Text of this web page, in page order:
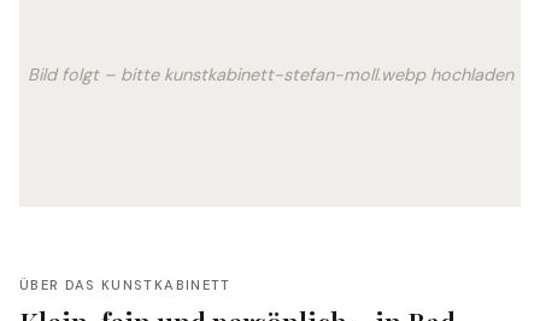
Bild folgt – bitte kunstkabinett-stefan-moll.webp hochladen
ÜBER DAS KUNSTKABINETT